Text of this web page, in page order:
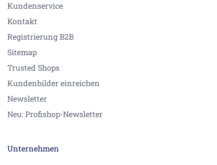
Kundenservice
Kontakt
Registrierung B2B
Sitemap
Trusted Shops
Kundenbilder einreichen
Newsletter
Neu: Profishop-Newsletter
Unternehmen